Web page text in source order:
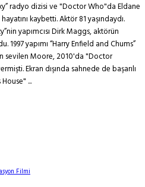
radyo dizisi ve "Doctor Who"da Eldane
kaybetti. Aktör 81 yaşındaydı.
yapımcısı Dirk Maggs, aktörün
yapımı “Harry Enfield and Chums”
sevilen Moore, 2010'da "Doctor
Ekran dışında sahnede de başarılı
...
Filmi